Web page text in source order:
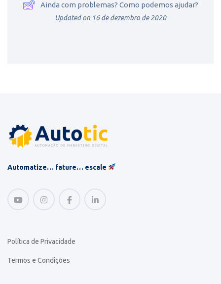
Ainda com problemas? Como podemos ajudar?
Updated on 16 de dezembro de 2020
Automatize… fature… escale
Política de Privacidade
Termos e Condições